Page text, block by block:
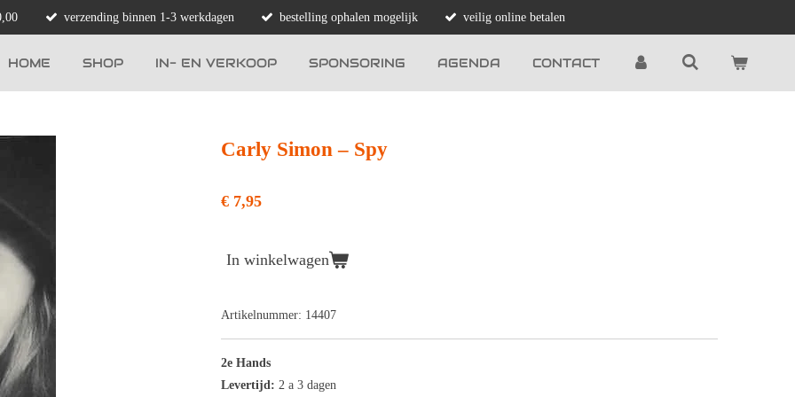
verzending binnen 1-3 werkdagen bestelling ophalen mogelijk veilig online betalen
HOME SHOP IN- EN VERKOOP SPONSORING AGENDA CONTACT
Carly Simon ‎– Spy
€ 7,95
In winkelwagen
Artikelnummer: 14407
2e Hands
Levertijd: 2 a 3 dagen